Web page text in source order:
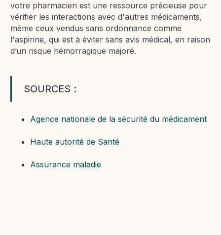
votre pharmacien est une ressource précieuse pour
vérifier les interactions avec d'autres médicaments,
même ceux vendus sans ordonnance comme
l'aspirine, qui est à éviter sans avis médical, en raison
d’un risque hémorragique majoré.
SOURCES :
Agence nationale de la sécurité du médicament
Haute autorité de Santé
Assurance maladie